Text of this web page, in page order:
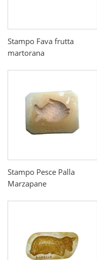
Stampo Fava frutta
martorana
Stampo Pesce Palla
Marzapane